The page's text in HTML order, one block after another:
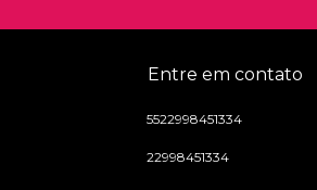
Entre em contato
5522998451334
22998451334